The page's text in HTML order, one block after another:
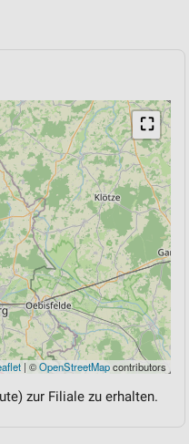
⛶
| ©OpenStreetMapcontributors
zur Filiale zu erhalten.